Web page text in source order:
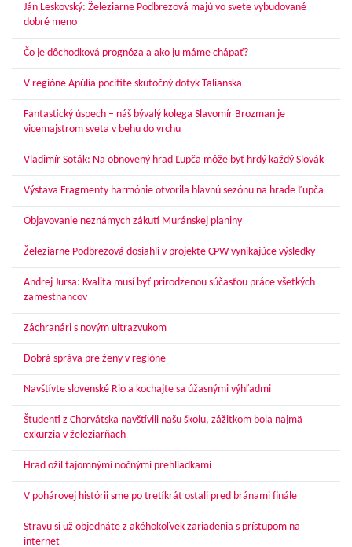
Ján Leskovský: Železiarne Podbrezová majú vo svete vybudované
dobré meno
Čo je dôchodková prognóza a ako ju máme chápať?
V regióne Apúlia pocítite skutočný dotyk Talianska
Fantastický úspech – náš bývalý kolega Slavomír Brozman je
vicemajstrom sveta v behu do vrchu
Vladimír Soták: Na obnovený hrad Ľupča môže byť hrdý každý Slovák
Výstava Fragmenty harmónie otvorila hlavnú sezónu na hrade Ľupča
Objavovanie neznámych zákutí Muránskej planiny
Železiarne Podbrezová dosiahli v projekte CPW vynikajúce výsledky
Andrej Jursa: Kvalita musí byť prirodzenou súčasťou práce všetkých
zamestnancov
Záchranári s novým ultrazvukom
Dobrá správa pre ženy v regióne
Navštívte slovenské Rio a kochajte sa úžasnými výhľadmi
Študenti z Chorvátska navštívili našu školu, zážitkom bola najmä
exkurzia v železiarňach
Hrad ožil tajomnými nočnými prehliadkami
V pohárovej histórii sme po tretíkrát ostali pred bránami finále
Stravu si už objednáte z akéhokoľvek zariadenia s prístupom na
internet